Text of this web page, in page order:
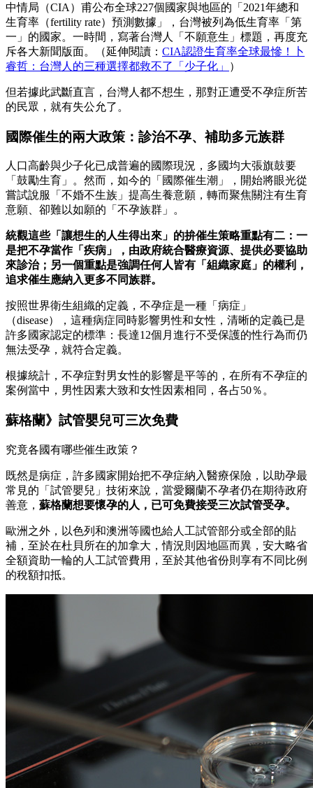
中情局（CIA）甫公布全球227個國家與地區的「2021年總和
生育率（fertility rate）預測數據」，台灣被列為低生育率「第
一」的國家。一時間，寫著台灣人「不願意生」標題，再度充
斥各大新聞版面。（延伸閱讀： CIA認證生育率全球最慘！卜
睿哲：台灣人的三種選擇都救不了「少子化」
）
但若據此武斷直言，台灣人都不想生，那對正遭受不孕症所苦
的民眾，就有失公允了。
國際催生的兩大政策：診治不孕、補助多元族群
人口高齡與少子化已成普遍的國際現況，多國均大張旗鼓要
「鼓勵生育」。然而，如今的「國際催生潮」，開始將眼光從
嘗試說服「不婚不生族」提高生養意願，轉而聚焦關注有生育
意願、卻難以如願的「不孕族群」。
統觀這些「讓想生的人生得出來」的拚催生策略重點有二：一
是把不孕當作「疾病」，由政府統合醫療資源、提供必要協助
來診治；另一個重點是強調任何人皆有「組織家庭」的權利，
追求催生應納入更多不同族群。
按照世界衛生組織的定義，不孕症是一種「病症」
（disease），這種病症同時影響男性和女性，清晰的定義已是
許多國家認定的標準：長達12個月進行不受保護的性行為而仍
無法受孕，就符合定義。
根據統計，不孕症對男女性的影響是平等的，在所有不孕症的
案例當中，男性因素大致和女性因素相同，各占50％。
蘇格蘭》試管嬰兒可三次免費
究竟各國有哪些催生政策？
既然是病症，許多國家開始把不孕症納入醫療保險，以助孕最
常見的「試管嬰兒」技術來說，當愛爾蘭不孕者仍在期待政府
善意， 蘇格蘭想要懷孕的人，已可免費接受三次試管受孕。
歐洲之外，以色列和澳洲等國也給人工試管部分或全部的貼
補，至於在杜貝所在的加拿大，情況則因地區而異，安大略省
全額資助一輪的人工試管費用，至於其他省份則享有不同比例
的稅額扣抵。